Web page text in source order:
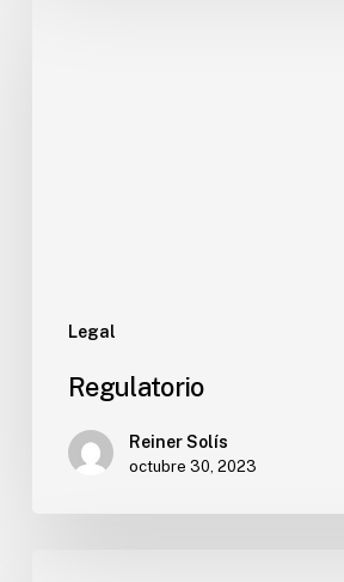
Legal
Regulatorio
Reiner Solís
octubre 30, 2023